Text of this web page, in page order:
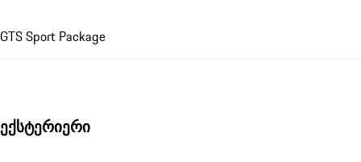
GTS Sport Package
ექსტერიერი